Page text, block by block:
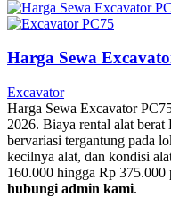
Harga Sewa
Excavator
Harga Sewa Excavator
2026. Biaya rental alat berat
bervariasi tergantung pada
kecilnya alat, dan kondisi
160.000 hingga Rp 375.000
hubungi admin kami.